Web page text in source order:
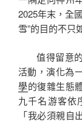
2025年末，全
雪”的目的不只
值得留意
活動，演化為
學的復雜生態
九千名游客依
「我必須親